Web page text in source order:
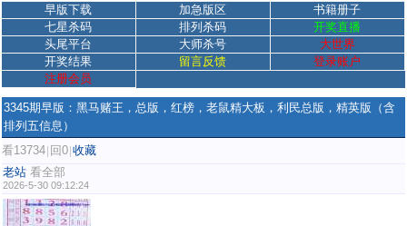
早版下载 加急版区
书籍册子
七星杀码
排列杀码
开奖直播
头尾平台
大师杀号
大世界
开奖结果
留言反馈
登录账户
注册会员
3345期早版：黑马赌王，总版，红榜，老鼠精大板，利民总版，精英版（含
排列五信息）
看13734 回0 收藏
老站 看全部
2026-5-30 09:12:24